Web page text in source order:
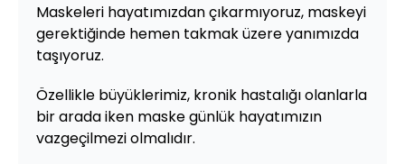
Maskeleri hayatımızdan çıkarmıyoruz, maskeyi
gerektiğinde hemen takmak üzere yanımızda
taşıyoruz.
Özellikle büyüklerimiz, kronik hastalığı olanlarla
bir arada iken maske günlük hayatımızın
vazgeçilmezi olmalıdır.